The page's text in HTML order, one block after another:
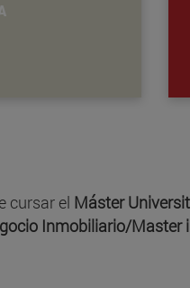
cursar el Máster
Inmobiliario/Master